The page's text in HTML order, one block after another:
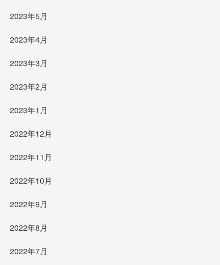
2023年5月
2023年4月
2023年3月
2023年2月
2023年1月
2022年12月
2022年11月
2022年10月
2022年9月
2022年8月
2022年7月